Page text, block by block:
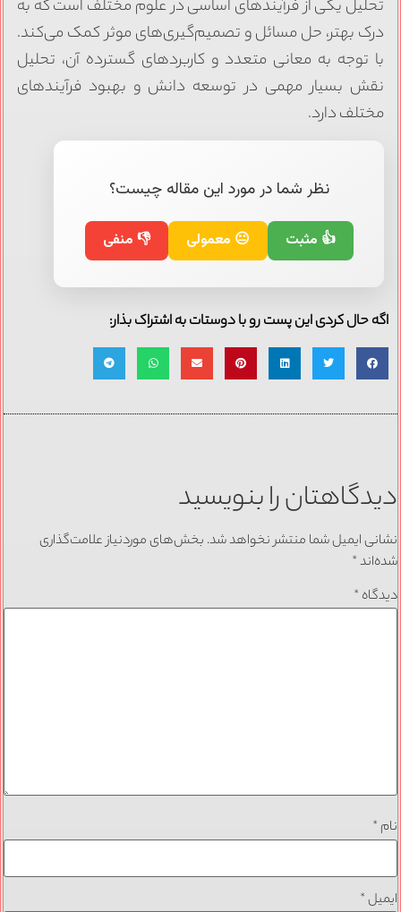
تحلیل یکی از فرآیندهای اساسی در علوم مختلف است که به
درک بهتر، حل مسائل و تصمیم‌گیری‌های موثر کمک می‌کند.
با توجه به معانی متعدد و کاربردهای گسترده آن، تحلیل
نقش بسیار مهمی در توسعه دانش و بهبود فرآیندهای
مختلف دارد.
نظر شما در مورد این مقاله چیست؟
👍 مثبت 😐 معمولی 👎 منفی
اگه حال کردی این پست رو با دوستات به اشتراک بذار:
دیدگاهتان را بنویسید
نشانی ایمیل شما منتشر نخواهد شد. بخش‌های موردنیاز علامت‌گذاری
شده‌اند*
دیدگاه *
نام *
ایمیل*